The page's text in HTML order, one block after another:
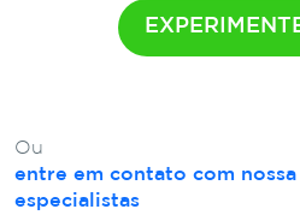
Ou
entre em contato com
especialistas